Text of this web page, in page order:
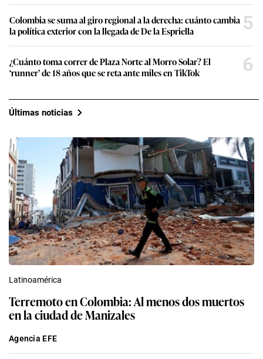
Colombia se suma al giro regional a la derecha: cuánto cambia
la política exterior con la llegada de De la Espriella
5
¿Cuánto toma correr de Plaza Norte al Morro Solar? El
‘runner’ de 18 años que se reta ante miles en TikTok
6
Últimas noticias
Latinoamérica
Terremoto en Colombia: Al menos dos muertos
en la ciudad de Manizales
Agencia EFE